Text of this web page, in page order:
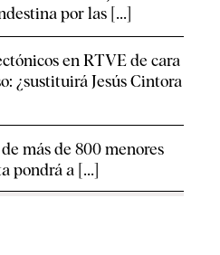
por las [...]
en RTVE de cara
¿sustituirá Jesús Cintora
más de 800 menores
pondrá a [...]